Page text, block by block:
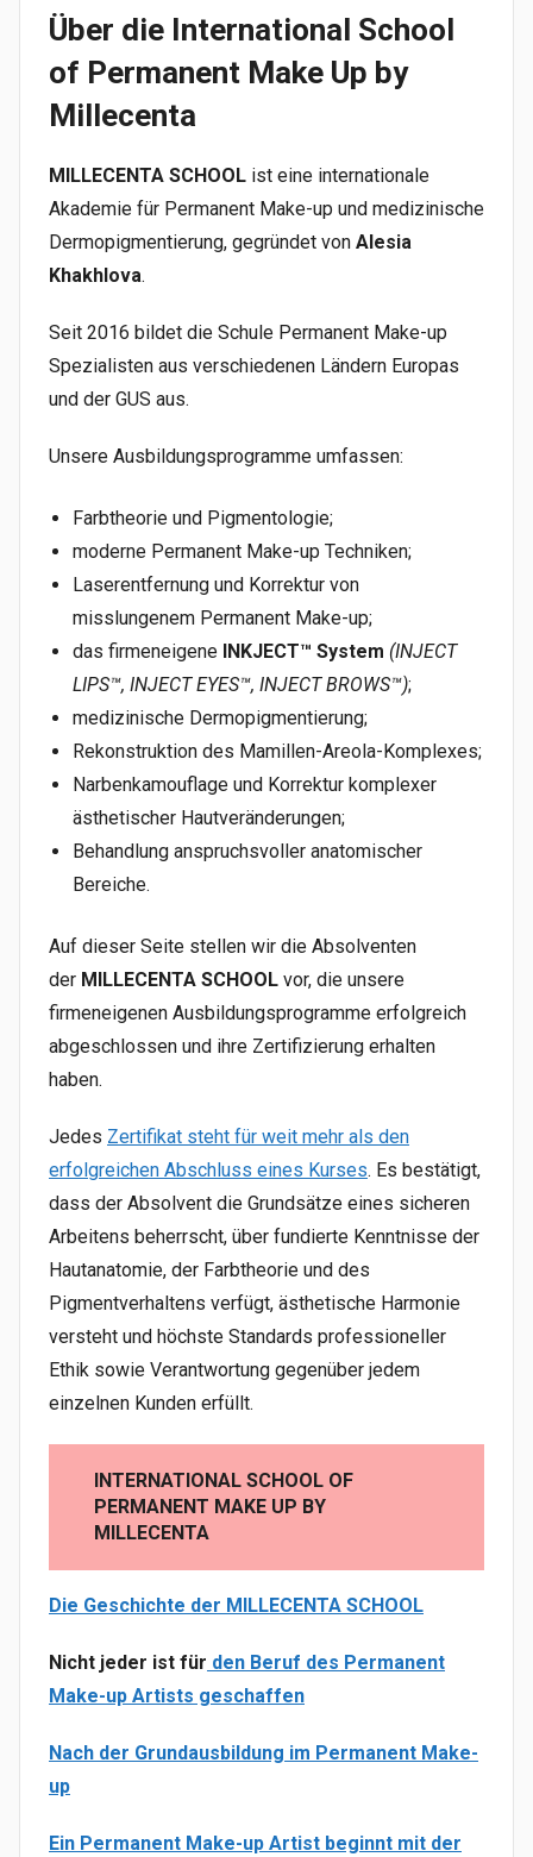
Über die International School
of Permanent Make Up by
Millecenta
MILLECENTA SCHOOL ist eine internationale
Akademie für Permanent Make-up und medizinische
Dermopigmentierung, gegründet von Alesia
Khakhlova.
Seit 2016 bildet die Schule Permanent Make-up
Spezialisten aus verschiedenen Ländern Europas
und der GUS aus.
Unsere Ausbildungsprogramme umfassen:
Farbtheorie und Pigmentologie;
moderne Permanent Make-up Techniken;
Laserentfernung und Korrektur von
misslungenem Permanent Make-up;
das firmeneigene INKJECT™ System (INJECT
LIPS™, INJECT EYES™, INJECT BROWS™);
medizinische Dermopigmentierung;
Rekonstruktion des Mamillen-Areola-Komplexes;
Narbenkamouflage und Korrektur komplexer
ästhetischer Hautveränderungen;
Behandlung anspruchsvoller anatomischer
Bereiche.
Auf dieser Seite stellen wir die Absolventen
der MILLECENTA SCHOOL vor, die unsere
firmeneigenen Ausbildungsprogramme erfolgreich
abgeschlossen und ihre Zertifizierung erhalten
haben.
Jedes Zertifikat steht für weit mehr als den
erfolgreichen Abschluss eines Kurses. Es bestätigt,
dass der Absolvent die Grundsätze eines sicheren
Arbeitens beherrscht, über fundierte Kenntnisse der
Hautanatomie, der Farbtheorie und des
Pigmentverhaltens verfügt, ästhetische Harmonie
versteht und höchste Standards professioneller
Ethik sowie Verantwortung gegenüber jedem
einzelnen Kunden erfüllt.
INTERNATIONAL SCHOOL OF
PERMANENT MAKE UP BY
MILLECENTA
Die Geschichte der MILLECENTA SCHOOL
Nicht jeder ist für den Beruf des Permanent
Make-up Artists geschaffen
Nach der Grundausbildung im Permanent Make-
up
Ein Permanent Make-up Artist beginnt mit der